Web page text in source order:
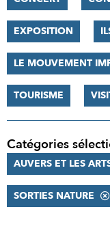
EXPOSITION
LE MOUVEMENT
TOURISME
Catégories
AUVERS ET LES
SORTIES NATURE